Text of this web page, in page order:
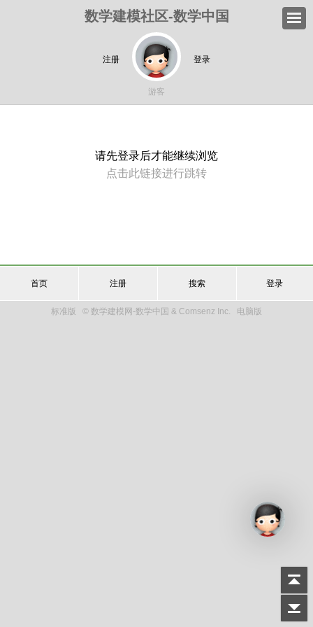
数学建模社区-数学中国
注册 登录
游客
请先登录后才能继续浏览
点击此链接进行跳转
首页 注册 搜索 登录
标准版 © 数学建模网-数学中国 & Comsenz Inc. 电脑版